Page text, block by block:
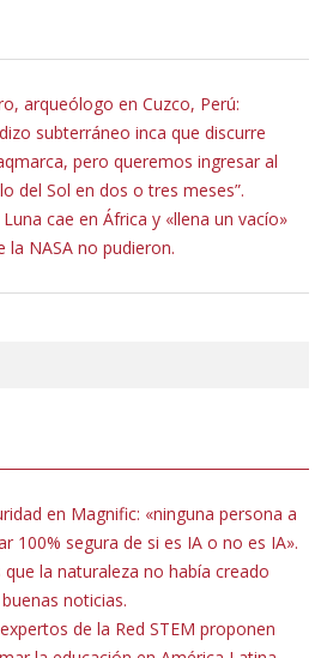
arqueólogo en Cuzco, Perú:
subterráneo inca que discurre
pero queremos ingresar al
del Sol en dos o tres meses”.
cae en África y «llena un vacío»
la NASA no pudieron.
en Magnific: «ninguna persona a
100% segura de si es IA o no es IA».
la naturaleza no había creado
noticias.
de la Red STEM proponen